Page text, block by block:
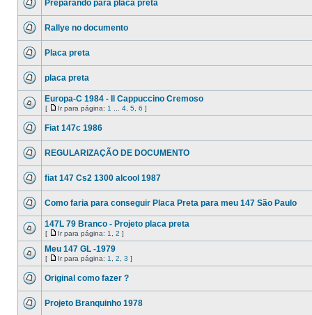
Preparando para placa preta
Rallye no documento
Placa preta
placa preta
Europa-C 1984 - Il Cappuccino Cremoso
[ Ir para página: 1 4 5 6 ]
Fiat 147c 1986
REGULARIZAÇÃO DE DOCUMENTO
fiat 147 Cs2 1300 alcool 1987
Como faria para conseguir Placa Preta para meu 147 São Paulo
147L 79 Branco - Projeto placa preta
[ Ir para página: 1 2 ]
Meu 147 GL -1979
[ Ir para página: 1 2 3 ]
Original como fazer ?
Projeto Branquinho 1978